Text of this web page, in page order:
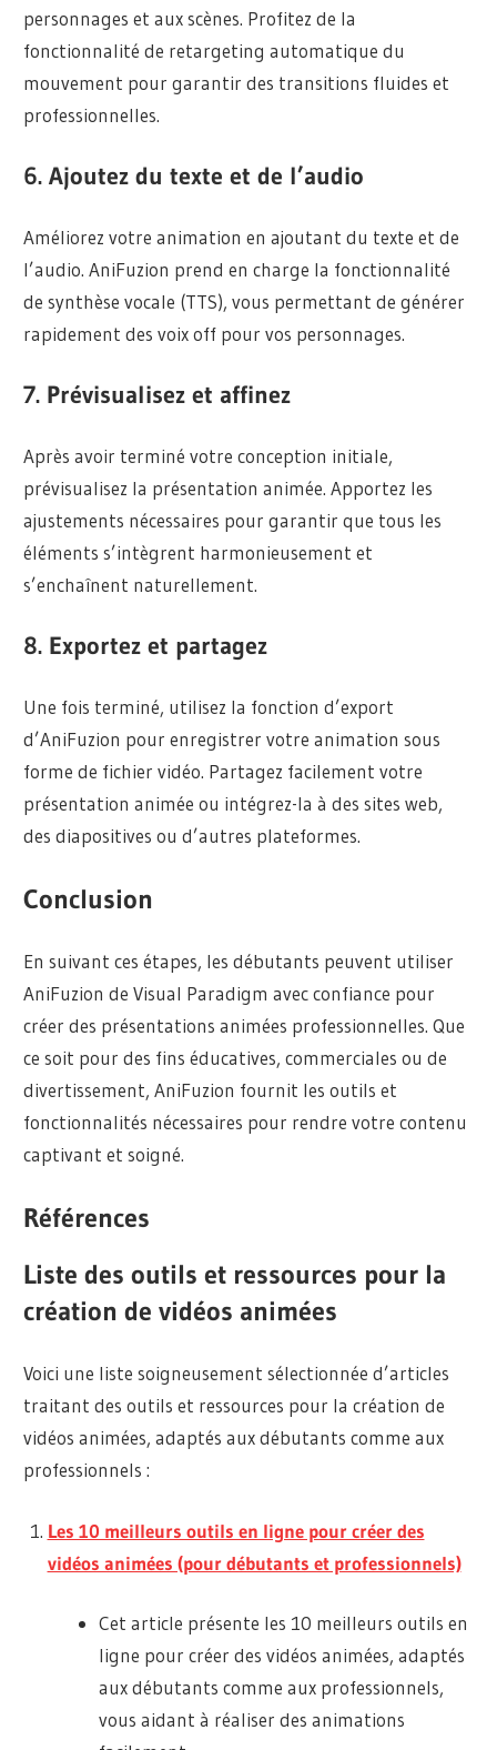
personnages et aux scènes. Profitez de la
fonctionnalité de retargeting automatique du
mouvement pour garantir des transitions fluides et
professionnelles.
6. Ajoutez du texte et de l’audio
Améliorez votre animation en ajoutant du texte et de
l’audio. AniFuzion prend en charge la fonctionnalité
de synthèse vocale (TTS), vous permettant de générer
rapidement des voix off pour vos personnages.
7. Prévisualisez et affinez
Après avoir terminé votre conception initiale,
prévisualisez la présentation animée. Apportez les
ajustements nécessaires pour garantir que tous les
éléments s’intègrent harmonieusement et
s’enchaînent naturellement.
8. Exportez et partagez
Une fois terminé, utilisez la fonction d’export
d’AniFuzion pour enregistrer votre animation sous
forme de fichier vidéo. Partagez facilement votre
présentation animée ou intégrez-la à des sites web,
des diapositives ou d’autres plateformes.
Conclusion
En suivant ces étapes, les débutants peuvent utiliser
AniFuzion de Visual Paradigm avec confiance pour
créer des présentations animées professionnelles. Que
ce soit pour des fins éducatives, commerciales ou de
divertissement, AniFuzion fournit les outils et
fonctionnalités nécessaires pour rendre votre contenu
captivant et soigné.
Références
Liste des outils et ressources pour la
création de vidéos animées
Voici une liste soigneusement sélectionnée d’articles
traitant des outils et ressources pour la création de
vidéos animées, adaptés aux débutants comme aux
professionnels :
Les 10 meilleurs outils en ligne pour créer des
vidéos animées (pour débutants et professionnels)
Cet article présente les 10 meilleurs outils en
ligne pour créer des vidéos animées, adaptés
aux débutants comme aux professionnels,
vous aidant à réaliser des animations